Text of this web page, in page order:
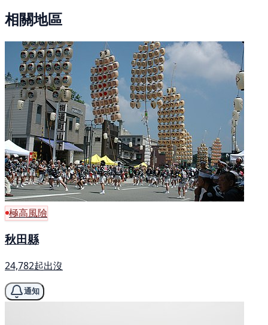
相關地區
極高風險
秋田縣
24,782起出沒
通知